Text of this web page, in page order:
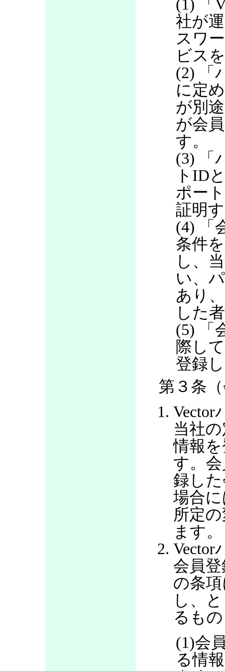
(1) 「
社が
スワ
ビス
(2) 「
に定
が別
が会
す。
(3) 「
トID
ポー
証明
(4) 「
条件
し、
い、
あり
した
(5) 「
際し
登録
第３条
Vector
当社
情報
す。
録し
場合
所定
ます。
Vector
会員
の条
し、
るも
(1)会
る情